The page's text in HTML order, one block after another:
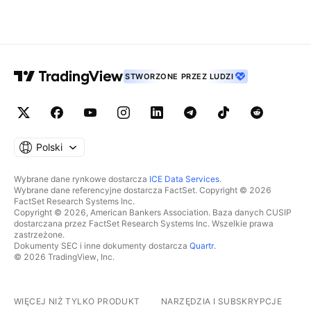
STWORZONE PRZEZ LUDZI
Polski
Wybrane dane rynkowe dostarcza ICE Data Services.
Wybrane dane referencyjne dostarcza FactSet. Copyright © 2026
FactSet Research Systems Inc.
Copyright © 2026, American Bankers Association. Baza danych CUSIP
dostarczana przez FactSet Research Systems Inc. Wszelkie prawa
zastrzeżone.
Dokumenty SEC i inne dokumenty dostarcza Quartr.
© 2026 TradingView, Inc.
WIĘCEJ NIŻ TYLKO PRODUKT NARZĘDZIA I SUBSKRYPCJE